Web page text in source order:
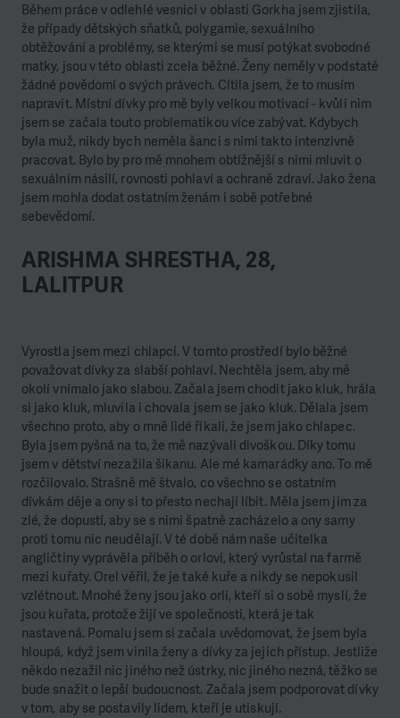
Během práce v odlehlé vesnici v oblasti Gorkha jsem zjistila,
že případy dětských sňatků, polygamie, sexuálního
obtěžování a problémy, se kterými se musí potýkat svobodné
matky, jsou v této oblasti zcela běžné. Ženy neměly v podstatě
žádné povědomí o svých právech. Cítila jsem, že to musím
napravit. Místní dívky pro mě byly velkou motivací - kvůli nim
jsem se začala touto problematikou více zabývat. Kdybych
byla muž, nikdy bych neměla šanci s nimi takto intenzivně
pracovat. Bylo by pro mě mnohem obtížnější s nimi mluvit o
sexuálním násilí, rovnosti pohlaví a ochraně zdraví. Jako žena
jsem mohla dodat ostatním ženám i sobě potřebné
sebevědomí.
ARISHMA SHRESTHA, 28,
LALITPUR
Vyrostla jsem mezi chlapci. V tomto prostředí bylo běžné
považovat dívky za slabší pohlaví. Nechtěla jsem, aby mě
okolí vnímalo jako slabou. Začala jsem chodit jako kluk, hrála
si jako kluk, mluvila i chovala jsem se jako kluk. Dělala jsem
všechno proto, aby o mně lidé říkali, že jsem jako chlapec.
Byla jsem pyšná na to, že mě nazývali divoškou. Díky tomu
jsem v dětství nezažila šikanu. Ale mé kamarádky ano. To mě
rozčilovalo. Strašně mě štvalo, co všechno se ostatním
dívkám děje a ony si to přesto nechají líbit. Měla jsem jim za
zlé, že dopustí, aby se s nimi špatně zacházelo a ony samy
proti tomu nic neudělají. V té době nám naše učitelka
angličtiny vyprávěla příběh o orlovi, který vyrůstal na farmě
mezi kuřaty. Orel věřil, že je také kuře a nikdy se nepokusil
vzlétnout. Mnohé ženy jsou jako orli, kteří si o sobě myslí, že
jsou kuřata, protože žijí ve společnosti, která je tak
nastavená. Pomalu jsem si začala uvědomovat, že jsem byla
hloupá, když jsem vinila ženy a dívky za jejich přístup. Jestliže
někdo nezažil nic jiného než ústrky, nic jiného nezná, těžko se
bude snažit o lepší budoucnost. Začala jsem podporovat dívky
v tom, aby se postavily lidem, kteří je utiskují.